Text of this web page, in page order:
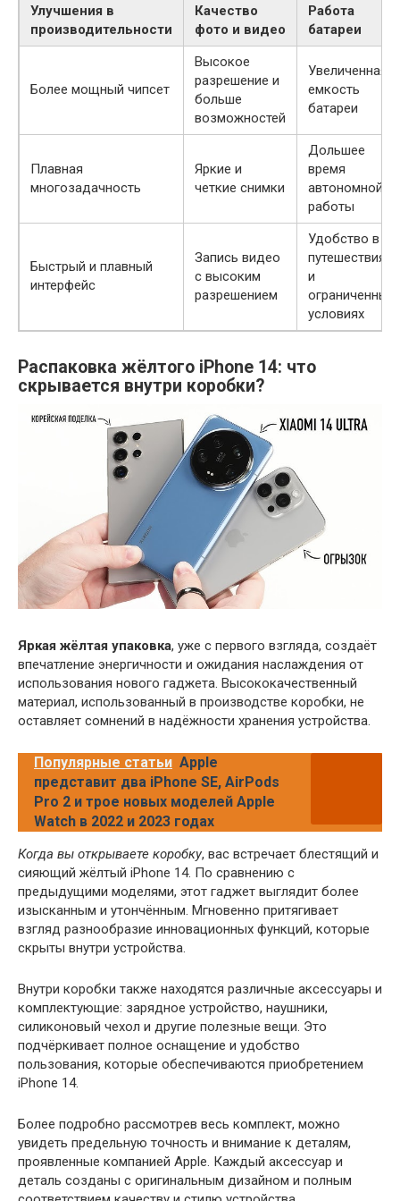
Улучшения в
производительности
Качество
фото и видео
Работа
батареи
Более мощный чипсет
Высокое
разрешение и
больше
возможностей
Увеличенная
емкость
батареи
Плавная
многозадачность
Яркие и
четкие снимки
Дольшее
время
автономной
работы
Быстрый и плавный
интерфейс
Запись видео
с высоким
разрешением
Удобство в
путешествиях
и
ограниченных
условиях
Распаковка жёлтого iPhone 14: что
скрывается внутри коробки?
Яркая жёлтая упаковка, уже с первого взгляда, создаёт
впечатление энергичности и ожидания наслаждения от
использования нового гаджета. Высококачественный
материал, использованный в производстве коробки, не
оставляет сомнений в надёжности хранения устройства.
Популярные статьи Apple
представит два iPhone SE, AirPods
Pro 2 и трое новых моделей Apple
Watch в 2022 и 2023 годах
Когда вы открываете коробку, вас встречает блестящий и
сияющий жёлтый iPhone 14. По сравнению с
предыдущими моделями, этот гаджет выглядит более
изысканным и утончённым. Мгновенно притягивает
взгляд разнообразие инновационных функций, которые
скрыты внутри устройства.
Внутри коробки также находятся различные аксессуары и
комплектующие: зарядное устройство, наушники,
силиконовый чехол и другие полезные вещи. Это
подчёркивает полное оснащение и удобство
пользования, которые обеспечиваются приобретением
iPhone 14.
Более подробно рассмотрев весь комплект, можно
увидеть предельную точность и внимание к деталям,
проявленные компанией Apple. Каждый аксессуар и
деталь созданы с оригинальным дизайном и полным